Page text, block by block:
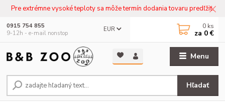
Pre extrémne vysoké teploty sa môže termín dodania tovaru predľžiť.
Menu
EUR
Hľadať
0915 754 855
9-12h - e-mail nonstop
0 ks
za 0 €